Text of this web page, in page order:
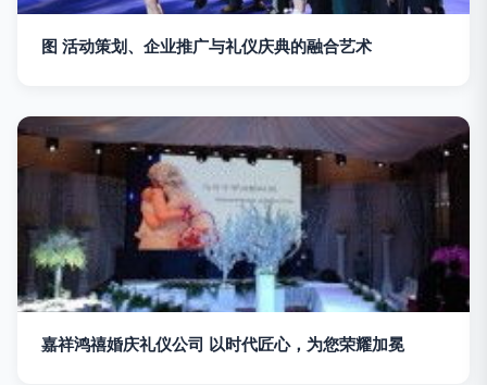
图 活动策划、企业推广与礼仪庆典的融合艺术
嘉祥鸿禧婚庆礼仪公司 以时代匠心，为您荣耀加冕